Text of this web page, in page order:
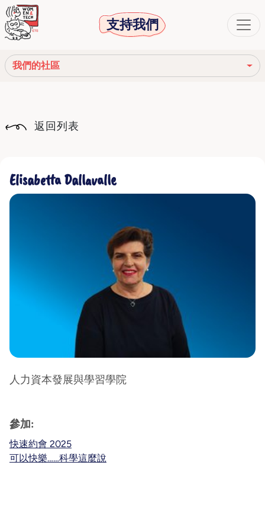
支持我們
我們的社區
道德守則
我們的社區
返回列表
Elisabetta Dallavalle
人力資本發展與學習學院
參加:
快速約會 2025
可以快樂……科學這麼說